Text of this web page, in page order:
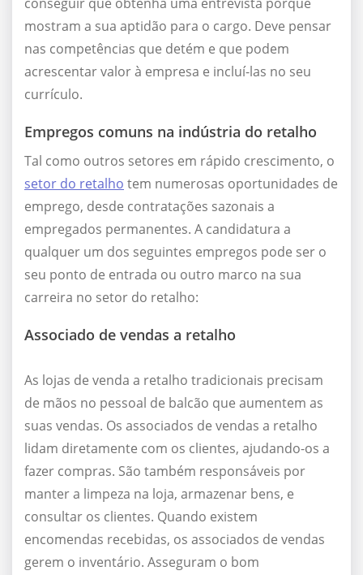
mostram a sua aptidão para o cargo. Deve pensar
nas competências que detém e que podem
acrescentar valor à empresa e incluí-las no seu
currículo.
Empregos comuns na indústria do retalho
Tal como outros setores em rápido crescimento, o
setor do retalho tem numerosas oportunidades de
emprego, desde contratações sazonais a
empregados permanentes. A candidatura a
qualquer um dos seguintes empregos pode ser o
seu ponto de entrada ou outro marco na sua
carreira no setor do retalho:
Associado de vendas a retalho
As lojas de venda a retalho tradicionais precisam
de mãos no pessoal de balcão que aumentem as
suas vendas. Os associados de vendas a retalho
lidam diretamente com os clientes, ajudando-os a
fazer compras. São também responsáveis por
manter a limpeza na loja, armazenar bens, e
consultar os clientes. Quando existem
encomendas recebidas, os associados de vendas
gerem o inventário. Asseguram o bom